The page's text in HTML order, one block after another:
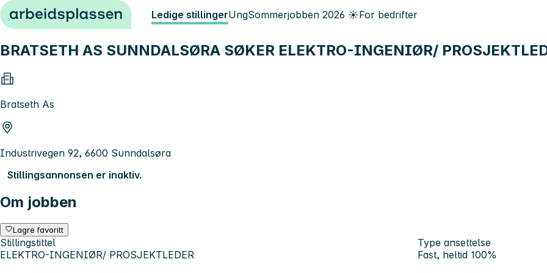
Hopp til innhold Ledige stillingerUngSommerjobben 2026 ☀️For bedrifter
BRATSETH AS SUNNDALSØRA SØKER ELEKTRO-INGENIØR/
Bratseth As
Industrivegen 92, 6600 Sunndalsøra
Stillingsannonsen er inaktiv.
Om jobben
Lagre favoritt
Stillingstittel
ELEKTRO-INGENIØR/ PROSJEKTLEDER
Type ansettelse
Fast, heltid 100%